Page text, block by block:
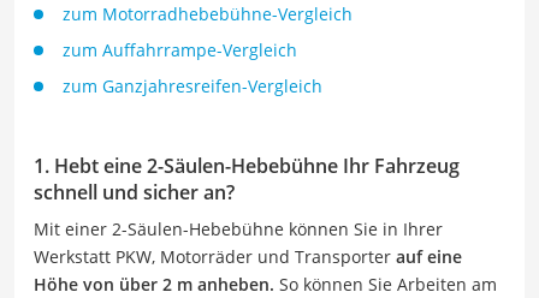
zum Motorradhebebühne-Vergleich
zum Auffahrrampe-Vergleich
zum Ganzjahresreifen-Vergleich
1. Hebt eine 2-Säulen-Hebebühne Ihr Fahrzeug
schnell und sicher an?
Mit einer 2-Säulen-Hebebühne können Sie in Ihrer
Werkstatt PKW, Motorräder und Transporter auf eine
Höhe von über 2 m anheben. So können Sie Arbeiten am